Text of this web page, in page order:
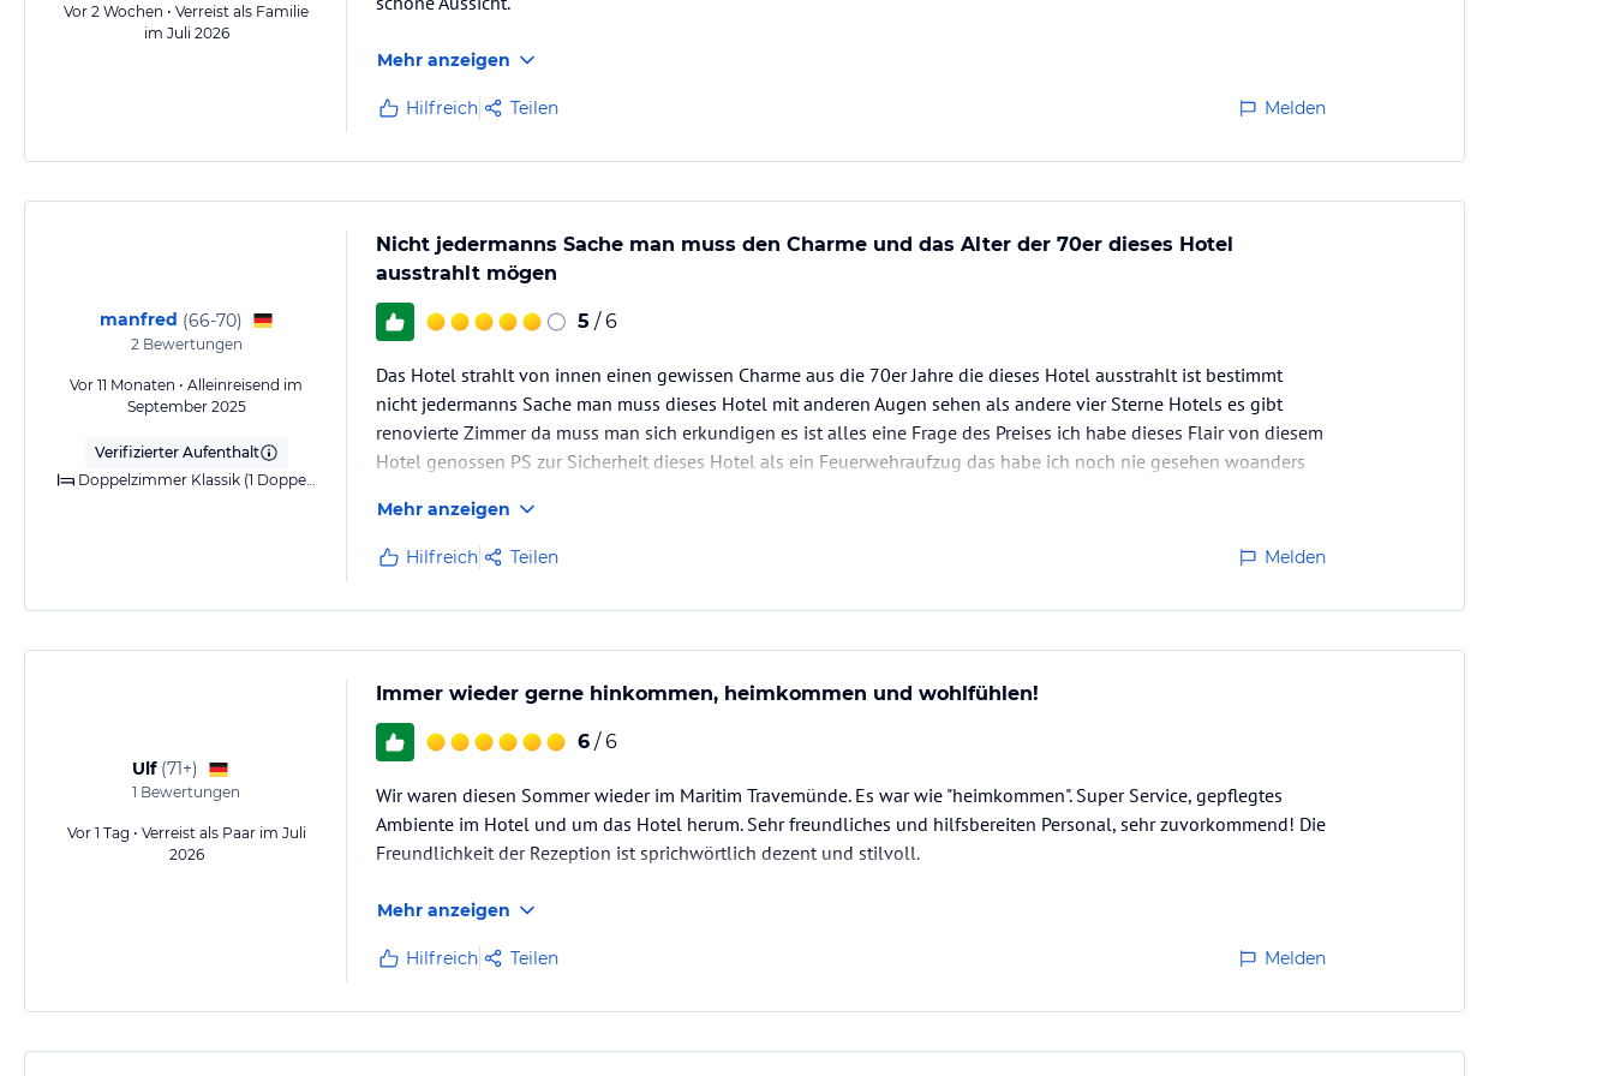
Finnischer Sauna (bis 95° C), Sanarium (65° C und 55° C Luftfeuchtigkeit) mit Lichtwechsel, Entspannungsbereich
innen und außen -
*Vier hochwertig ausgestattete Behandlungskabinen, Wannenbad unter Sternenhimmel, Sanotherm Softpack-
*Vielseitiges Gästeprogramm
*50% Greenfee-Ermäßigung auf der 6 km entfernten 27-Loch-Anlage im Maritim Golfpark Ostsee sowie bei weiteren
Golfclubs in der
näheren Umgebung
Sonstige Einrichtungen und Services
*Kostenfreies Internet via Kabel und WLAN für Übernachtungsgäste (max. 1.536 Kbit/s). Highspeed Internet gegen
*Roomservice
*Ladestation für Elektrofahrzeuge (Ladeanschluss nach IEC 62 196 Typ2)
*Businesscenter
Allgemeine und unverbindliche Hoteliers-/Veranstalter-/Kataloginformationen. Alle Angaben ohne
Gewähr und ohne Prüfung durch HolidayCheck. Bitte lies vor der Buchung die verbindlichen
jeweiligen Veranstalters.
Vor 2 Wochen • Verreist als Familie
im Juli 2026
Mehr anzeigen
Hilfreich Teilen Melden
manfred (66-70)
2Bewertungen
Vor 11 Monaten • Alleinreisend im
September 2025
Verifizierter Aufenthalt
Doppelzimmer Klassik (1 Doppelbett)
Nicht jedermanns Sache man muss den Charme und das Alter der 70er dieses Hotel
ausstrahlt mögen
5 / 6
Das Hotel strahlt von innen einen gewissen Charme aus die 70er Jahre die dieses Hotel ausstrahlt ist bestimmt
nicht jedermanns Sache man muss dieses Hotel mit anderen Augen sehen als andere vier Sterne Hotels es gibt
renovierte Zimmer da muss man sich erkundigen es ist alles eine Frage des Preises ich habe dieses Flair von diesem
Hotel genossen PS zur Sicherheit dieses Hotel als ein Feuerwehraufzug das habe ich noch nie gesehen woanders
Mehr anzeigen
Hilfreich Teilen Melden
Ulf (71+)
1 Bewertungen
Vor 1 Tag • Verreist als Paar im Juli
2026
Immer wieder gerne hinkommen, heimkommen und wohlfühlen!
6 / 6
Wir waren diesen Sommer wieder im Maritim Travemünde. Es war wie "heimkommen". Super Service, gepflegtes
Ambiente im Hotel und um das Hotel herum. Sehr freundliches und hilfsbereiten Personal, sehr zuvorkommend! Die
Freundlichkeit der Rezeption ist sprichwörtlich dezent und stilvoll.
Mehr anzeigen
Hilfreich Teilen Melden